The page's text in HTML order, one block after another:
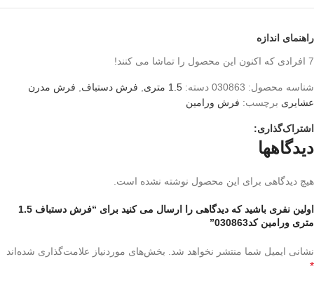
راهنمای اندازه
7 افرادی که اکنون این محصول را تماشا می کنند!
شناسه محصول: 030863 دسته: 1.5 متری , فرش دستباف, فرش مدرن
عشایری برچسب: فرش ورامین
اشتراک‌گذاری:
دیدگاهها
هیچ دیدگاهی برای این محصول نوشته نشده است.
اولین نفری باشید که دیدگاهی را ارسال می کنید برای “فرش دستباف 1.5
متری ورامین کد030863”
نشانی ایمیل شما منتشر نخواهد شد. بخش‌های موردنیاز علامت‌گذاری شده‌اند
*